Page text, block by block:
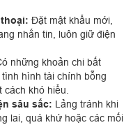
Đặt mật khẩu mới,
nhắn tin, luôn giữ điện
những khoản chi bất
hình tài chính bỗng
khó hiểu.
sâu sắc: Lảng tránh khi
lai, quá khứ hoặc các mối